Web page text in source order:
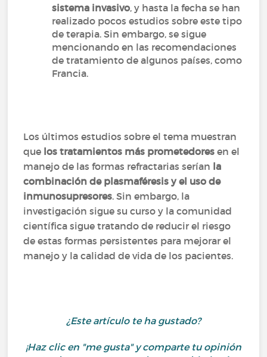
sistema invasivo, y hasta la fecha se han
realizado pocos estudios sobre este tipo
de terapia. Sin embargo, se sigue
mencionando en las recomendaciones
de tratamiento de algunos países, como
Francia.
Los últimos estudios sobre el tema muestran
que los tratamientos más prometedoresen el
manejo de las formas refractarias serían la
combinación de plasmaféresis y el uso de
inmunosupresores. Sin embargo, la
investigación sigue su curso y la comunidad
científica sigue tratando de reducir el riesgo
de estas formas persistentes para mejorar el
manejo y la calidad de vida de los pacientes.
¿Este artículo te ha gustado?
¡Haz clic en "me gusta" y comparte tu opinión